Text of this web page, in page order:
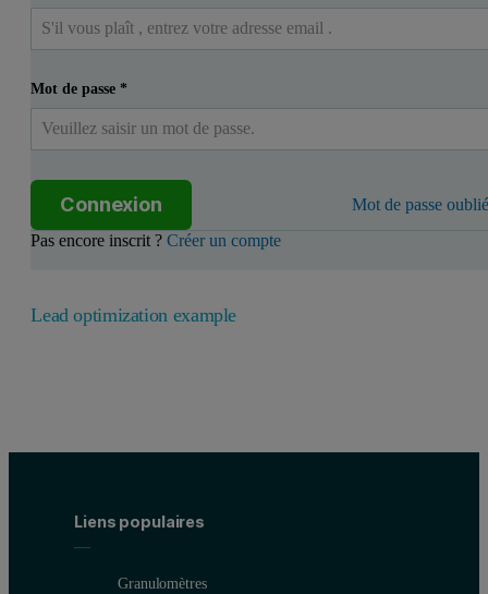
Mot de passe*
Connexion
Mot de passe
Pas encore inscrit ?Créer un compte
Lead optimization example
Liens populaires
Granulomètres